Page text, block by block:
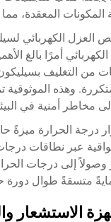
المعقدة، مما
أمرًا بالغ
وهذه
مخاطر أمنية في
عبر نطاقات
إلى درجات
متسقةً طوال دورة
الاستشعار